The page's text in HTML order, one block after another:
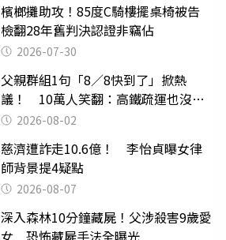
檳榔攤助攻！85度C騎樓擺桌椅被告
檢翻28年舊判決認證非竊佔
2026-07-30
父親群組1句「8／8快到了」掀熱
議！ 10萬人笑翻：高鐵疏運也沒列
父親節
2026-08-02
慈濟遭詐走10.6億！ 李怡貞曝女律
師背景提4疑點
2026-08-07
深入森林10分鐘藏屍！父涉殺害9歲愛